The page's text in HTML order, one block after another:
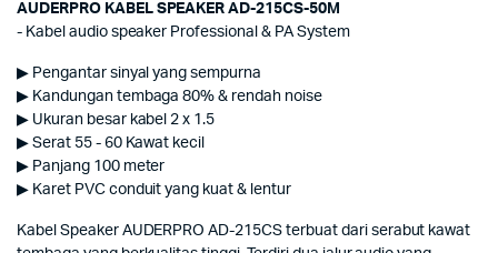
AUDERPRO KABEL SPEAKER AD-215CS-50M
- Kabel audio speaker Professional & PA System
▶ Pengantar sinyal yang sempurna
▶ Kandungan tembaga 80% & rendah noise
▶ Ukuran besar kabel 2 x 1.5
▶ Serat 55 - 60 Kawat kecil
▶ Panjang 100 meter
▶ Karet PVC conduit yang kuat & lentur
Kabel Speaker AUDERPRO AD-215CS terbuat dari serabut kawat